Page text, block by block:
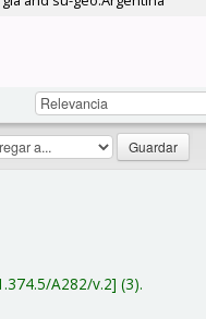
A282/v.2 (3).